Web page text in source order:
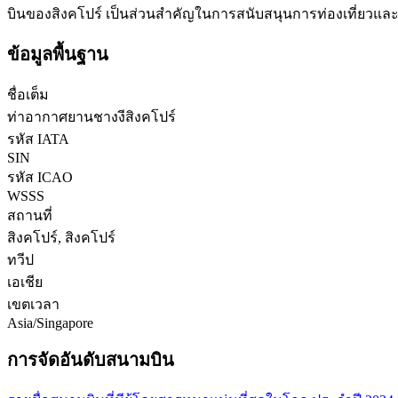
บินของสิงคโปร์ เป็นส่วนสำคัญในการสนับสนุนการท่องเที่ยวแล
ข้อมูลพื้นฐาน
ชื่อเต็ม
ท่าอากาศยานชางงีสิงคโปร์
รหัส IATA
SIN
รหัส ICAO
WSSS
สถานที่
สิงคโปร์, สิงคโปร์
ทวีป
เอเชีย
เขตเวลา
Asia/Singapore
การจัดอันดับสนามบิน